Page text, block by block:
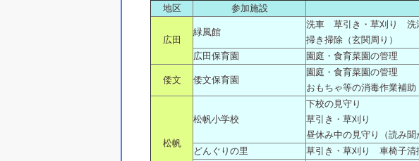
地区 参加施設
広田
緑風館
洗車 草引き・草刈り 洗
掃き掃除（玄関周り）
広田保育園
園庭・食育菜園の管理
倭文 倭文保育園
園庭・食育菜園の管理
おもちゃ等の消毒作業補助
松帆
松帆小学校
下校の見守り
草引き・草刈り
昼休み中の見守り（読み聞
どんぐりの里
草引き・草刈り 車椅子